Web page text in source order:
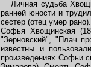
Личная судьба
ранней юности и
сестер (отец умер
Софья Хвощинская
"Зерновский", "Плач
известны и
произведениях Софьи